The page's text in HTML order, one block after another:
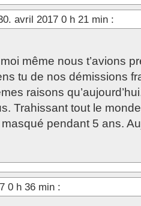
avril 2017 0 h 21 min :
même nous t’avions
tu de nos démissions
raisons
Trahissant tout le
pendant 5 ans.
0 h 36 min :